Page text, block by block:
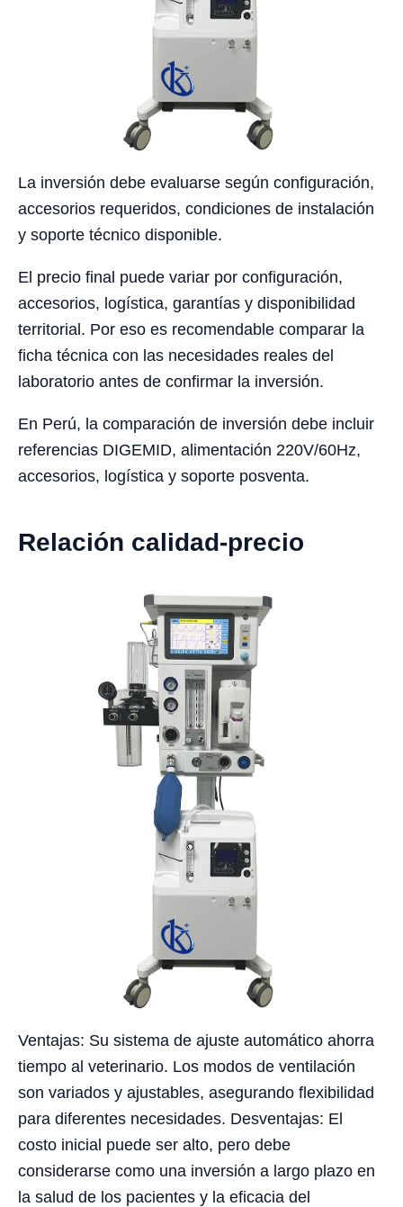
La inversión debe evaluarse según configuración,
accesorios requeridos, condiciones de instalación
y soporte técnico disponible.
El precio final puede variar por configuración,
accesorios, logística, garantías y disponibilidad
territorial. Por eso es recomendable comparar la
ficha técnica con las necesidades reales del
laboratorio antes de confirmar la inversión.
En Perú, la comparación de inversión debe incluir
referencias DIGEMID, alimentación 220V/60Hz,
accesorios, logística y soporte posventa.
Relación calidad-precio
Ventajas: Su sistema de ajuste automático ahorra
tiempo al veterinario. Los modos de ventilación
son variados y ajustables, asegurando flexibilidad
para diferentes necesidades. Desventajas: El
costo inicial puede ser alto, pero debe
considerarse como una inversión a largo plazo en
la salud de los pacientes y la eficacia del